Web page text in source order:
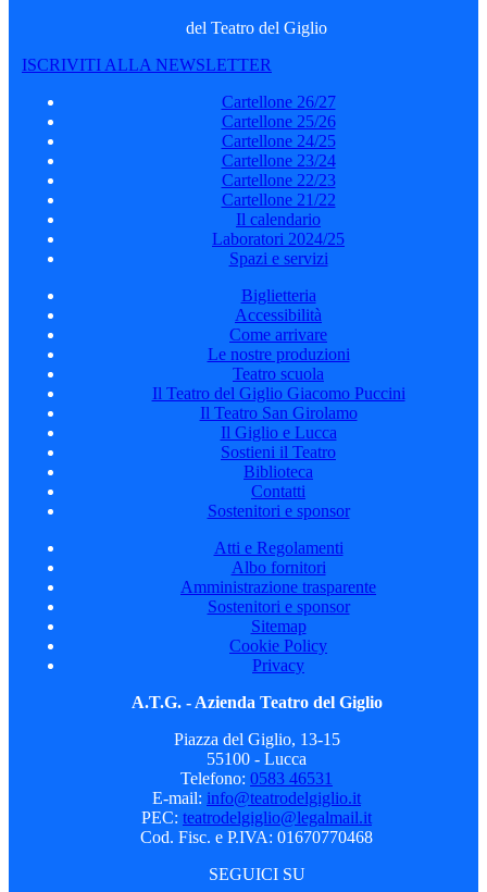
del Teatro del Giglio
ISCRIVITI ALLA NEWSLETTER
Cartellone 26/27
Cartellone 25/26
Cartellone 24/25
Cartellone 23/24
Cartellone 22/23
Cartellone 21/22
Il calendario
Laboratori 2024/25
Spazi e servizi
Biglietteria
Accessibilità
Come arrivare
Le nostre produzioni
Teatro scuola
Il Teatro del Giglio Giacomo Puccini
Il Teatro San Girolamo
Il Giglio e Lucca
Sostieni il Teatro
Biblioteca
Contatti
Sostenitori e sponsor
Atti e Regolamenti
Albo fornitori
Amministrazione trasparente
Sostenitori e sponsor
Sitemap
Cookie Policy
Privacy
A.T.G. - Azienda Teatro del Giglio
Piazza del Giglio, 13-15
55100 - Lucca
Telefono: 0583 46531
E-mail: info@teatrodelgiglio.it
PEC: teatrodelgiglio@legalmail.it
Cod. Fisc. e P.IVA: 01670770468
SEGUICI SU